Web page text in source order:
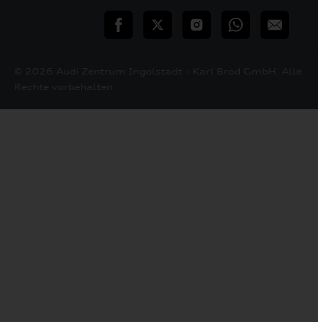
teilen Twitter InstagramWhatsApp
E-